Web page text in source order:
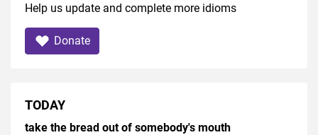
Help us update and complete more idioms
Donate
TODAY
take the bread out of somebody's mouth